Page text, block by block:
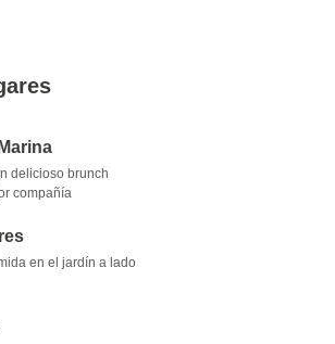
delicioso brunch
compañía
en el jardín a lado